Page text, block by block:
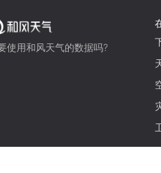
使用和风天气的数据吗?